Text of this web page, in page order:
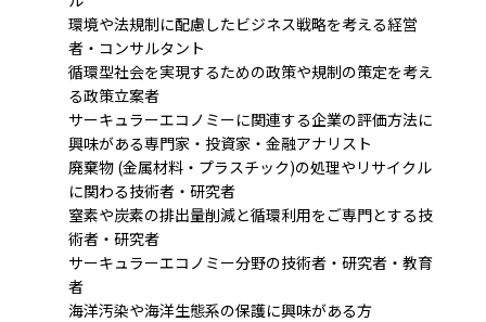
環境や法規制に配慮したビジネス戦略を考える経営
者・コンサルタント
循環型社会を実現するための政策や規制の策定を考え
る政策立案者
サーキュラーエコノミーに関連する企業の評価方法に
興味がある専門家・投資家・金融アナリスト
廃棄物 (金属材料・プラスチック)の処理やリサイクル
に関わる技術者・研究者
窒素や炭素の排出量削減と循環利用をご専門とする技
術者・研究者
サーキュラーエコノミー分野の技術者・研究者・教育
者
海洋汚染や海洋生態系の保護に興味がある方